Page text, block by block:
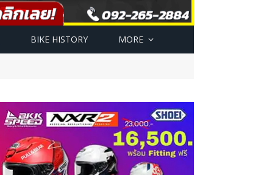
BIKE HISTORY MORE